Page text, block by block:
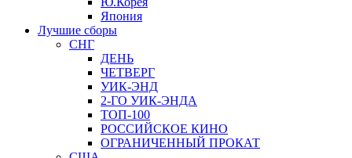
Япония
Лучшие сборы
СНГ
ДЕНЬ
ЧЕТВЕРГ
УИК-ЭНД
2-ГО УИК-ЭНДА
ТОП-100
РОССИЙСКОЕ КИНО
ОГРАНИЧЕННЫЙ ПРОКАТ